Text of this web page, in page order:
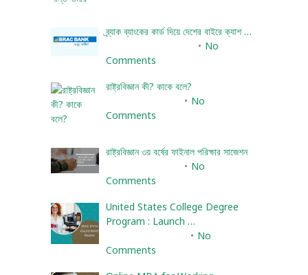
ব্র্যাক ব্যাংকের কার্ড দিয়ে দেশের বাইরে ক্যাশ …
No
Comments
রাষ্ট্রবিজ্ঞান কী? কাকে বলে?
No
Comments
রাষ্ট্রবিজ্ঞান ৩য় বর্ষের ফাইনাল পরিক্ষার সাজেশন
No
Comments
United States College Degree
Program : Launch …
No
Comments